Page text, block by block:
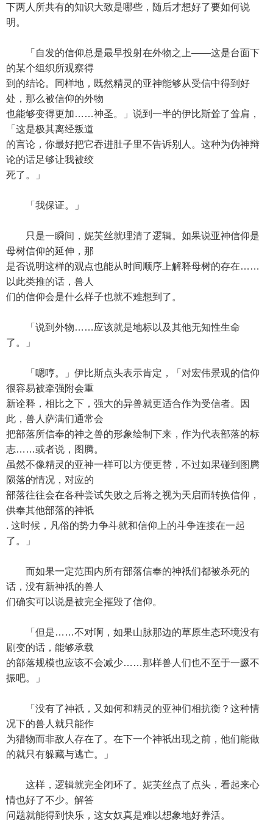
下两人所共有的知识大致是哪些，随后才想好了要如何说
明。
「自发的信仰总是最早投射在外物之上——这是台面下
的某个组织所观察得
到的结论。同样地，既然精灵的亚神能够从受信中得到好
处，那么被信仰的外物
也能够变得更加……神圣。」说到一半的伊比斯耸了耸肩，
「这是极其离经叛道
的言论，你最好把它吞进肚子里不告诉别人。这种为伪神辩
论的话足够让我被绞
死了。」
「我保证。」
只是一瞬间，妮芙丝就理清了逻辑。如果说亚神信仰是
母树信仰的延伸，那
是否说明这样的观点也能从时间顺序上解释母树的存在……
以此类推的话，兽人
们的信仰会是什么样子也就不难想到了。
「说到外物……应该就是地标以及其他无知性生命
了。」
「嗯哼。」伊比斯点头表示肯定，「对宏伟景观的信仰
很容易被牵强附会重
新诠释，相比之下，强大的异兽就更适合作为受信者。因
此，兽人萨满们通常会
把部落所信奉的神之兽的形象绘制下来，作为代表部落的标
志……或者说，图腾。
虽然不像精灵的亚神一样可以方便更替，不过如果碰到图腾
陨落的情况，对应的
部落往往会在各种尝试失败之后将之视为天启而转换信仰，
供奉其他部落的神祇
. 这时候，凡俗的势力争斗就和信仰上的斗争连接在一起
了。」
而如果一定范围内所有部落信奉的神祇们都被杀死的
话，没有新神祇的兽人
们确实可以说是被完全摧毁了信仰。
「但是……不对啊，如果山脉那边的草原生态环境没有
剧变的话，能够承载
的部落规模也应该不会减少……那样兽人们也不至于一蹶不
振吧。」
「没有了神祇，又如何和精灵的亚神们相抗衡？这种情
况下的兽人就只能作
为猎物而非敌人存在了。在下一个神祇出现之前，他们能做
的就只有躲藏与逃亡。」
这样，逻辑就完全闭环了。妮芙丝点了点头，看起来心
情也好了不少。解答
问题就能得到快乐，这女奴真是难以想象地好养活。